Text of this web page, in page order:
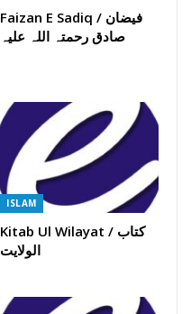
Faizan E Sadiq / فیضان
صادق رحمتہ اللہ علیہ
ISLAM
Kitab Ul Wilayat / کتاب
الولایت